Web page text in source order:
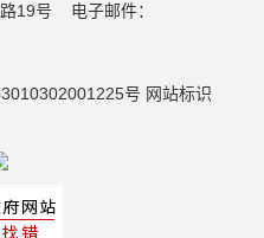
19号 电子邮件：
号 网站标识